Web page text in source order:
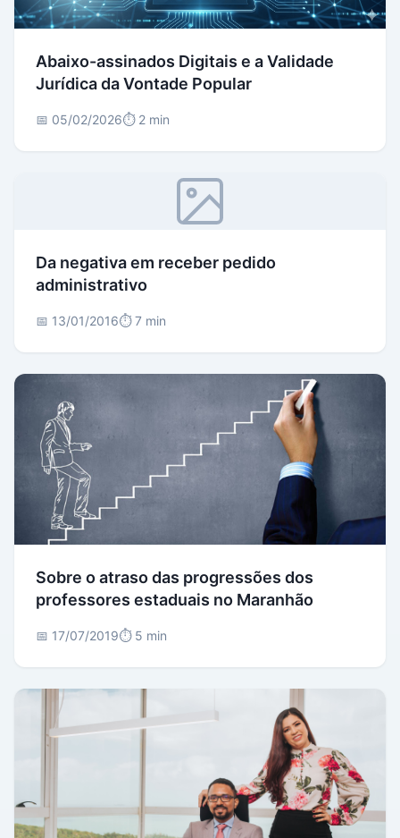
Abaixo-assinados Digitais e a Validade
Jurídica da Vontade Popular
📅 05/02/2026⏱️ 2 min
Da negativa em receber pedido
administrativo
📅 13/01/2016⏱️ 7 min
Sobre o atraso das progressões dos
professores estaduais no Maranhão
📅 17/07/2019⏱️ 5 min